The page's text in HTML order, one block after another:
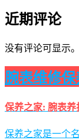
近期评论
没有评论可显示。
腕表维修
保养之家: 腕表养
保养之家是一个